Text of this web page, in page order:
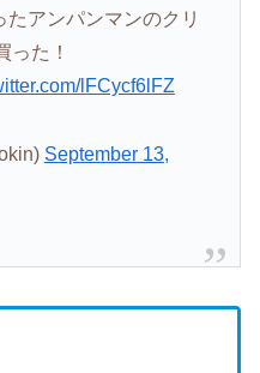
アンパンマンのクリ
った！
lFCycf6lFZ
September 13,